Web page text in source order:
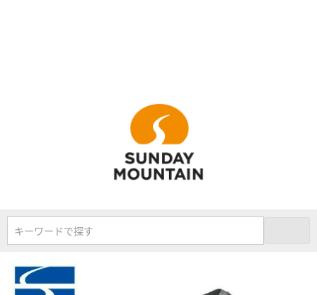
キーワードで探す